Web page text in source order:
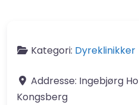
Kategori: Dyreklinikker
Addresse: Ingebjørg
Kongsberg